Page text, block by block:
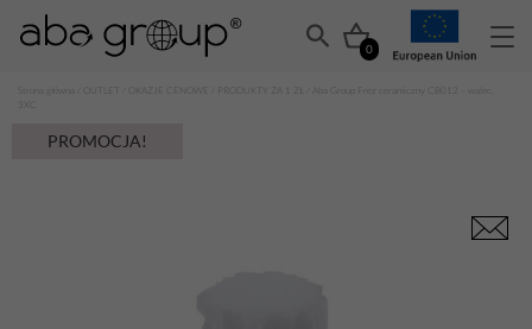
0
OKAZJE CENOWE PRODUKTY ZA 1 ZŁ
3XC
PROMOCJA!